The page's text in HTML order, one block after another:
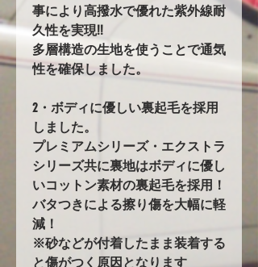
事により高撥水で優れた紫外線耐
久性を実現!!
多層構造の生地を使うことで通気
性を確保しました。
2・ボディに優しい裏起毛を採用
しました。
プレミアムシリーズ・エクストラ
シリーズ共に裏地はボディに優し
いコットン素材の裏起毛を採用！
バタつきによる擦り傷を大幅に軽
減！
※砂などが付着したまま装着する
と傷がつく原因となります